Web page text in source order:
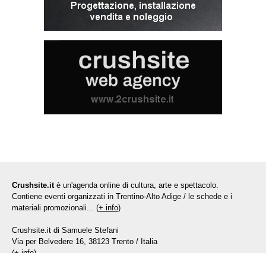
Crushsite.it è un'agenda online di cultura, arte e spettacolo.
Contiene eventi organizzati in Trentino-Alto Adige / le schede e i
materiali promozionali... (+ info)
Crushsite.it di Samuele Stefani
Via per Belvedere 16, 38123 Trento / Italia